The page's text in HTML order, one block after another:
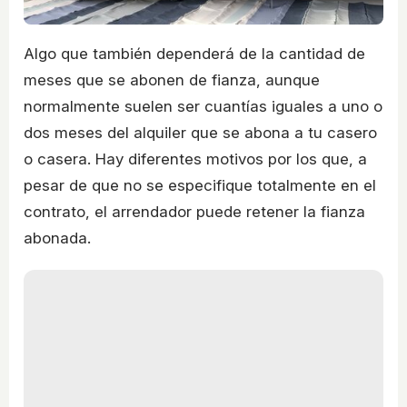
Algo que también dependerá de la cantidad de
meses que se abonen de fianza, aunque
normalmente suelen ser cuantías iguales a uno o
dos meses del alquiler que se abona a tu casero
o casera. Hay diferentes motivos por los que, a
pesar de que no se especifique totalmente en el
contrato, el arrendador puede retener la fianza
abonada.